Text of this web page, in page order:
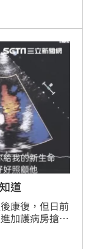
內臟保持年
道
康復，但日前
加護病房搶
人在等